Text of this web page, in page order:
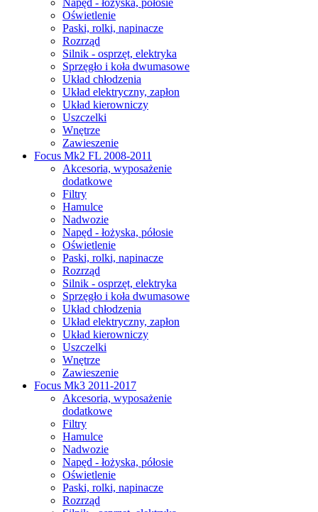
Napęd - łożyska, półosie
Oświetlenie
Paski, rolki, napinacze
Rozrząd
Silnik - osprzęt, elektryka
Sprzęgło i koła dwumasowe
Układ chłodzenia
Układ elektryczny, zapłon
Układ kierowniczy
Uszczelki
Wnętrze
Zawieszenie
Focus Mk2 FL 2008-2011
Akcesoria, wyposażenie
dodatkowe
Filtry
Hamulce
Nadwozie
Napęd - łożyska, półosie
Oświetlenie
Paski, rolki, napinacze
Rozrząd
Silnik - osprzęt, elektryka
Sprzęgło i koła dwumasowe
Układ chłodzenia
Układ elektryczny, zapłon
Układ kierowniczy
Uszczelki
Wnętrze
Zawieszenie
Focus Mk3 2011-2017
Akcesoria, wyposażenie
dodatkowe
Filtry
Hamulce
Nadwozie
Napęd - łożyska, półosie
Oświetlenie
Paski, rolki, napinacze
Rozrząd